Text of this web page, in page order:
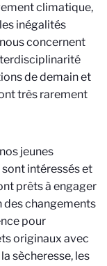
climatique,
inégalités
concernent
de demain et
très rarement
jeunes
intéressés et
prêts à engager
des changements
pour
originaux avec
sècheresse, les